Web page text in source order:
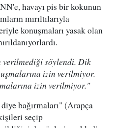
havayı pis bir kokunun
mırıltılarıyla
konuşmaları yasak olan
verilmediği söylendi. Dik
izin verilmiyor.
izin verilmiyor."
bağırmaları" (Arapça
seçip